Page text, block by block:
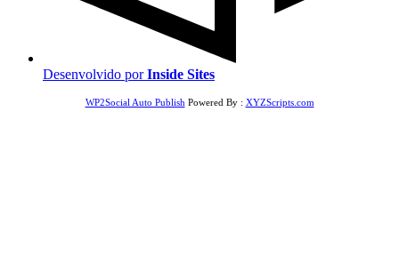
Desenvolvido porInside Sites
WP2Social Auto Publish Powered By : XYZScripts.com